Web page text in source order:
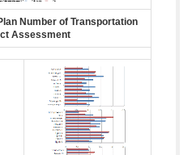
Number of Transportation
Assessment